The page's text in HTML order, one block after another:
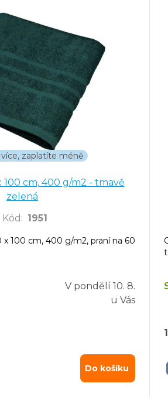
zaplatíte méně
cm, 400 g/m2 - tmavě
zelená
Kód : 1951
x 100 cm, 400 g/m2, praní na 60
V pondělí 10. 8.
u Vás
Do košíku